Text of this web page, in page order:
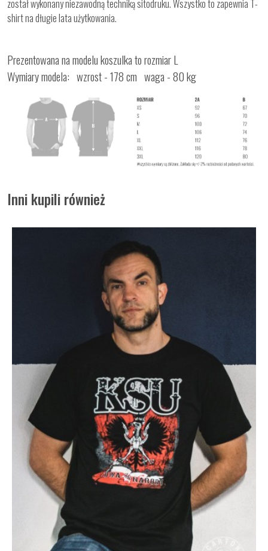
został wykonany niezawodną techniką sitodruku. Wszystko to zapewnia T-
shirt na długie lata użytkowania.
Prezentowana na modelu koszulka to rozmiar L
Wymiary modela: wzrost - 178 cm waga - 80 kg
Inni kupili również